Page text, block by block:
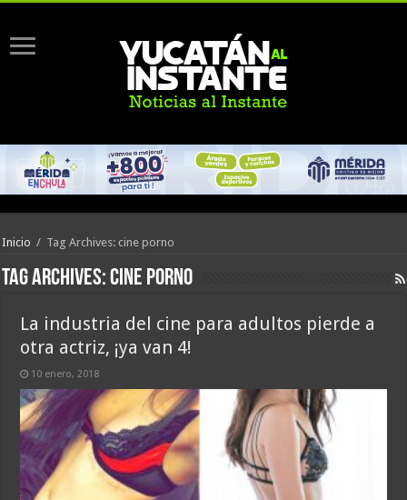
Inicio / Tag Archives: cine porno
Tag Archives:cine porno
La industria del cine para adultos pierde a
otra actriz, ¡ya van 4!
10 enero, 2018